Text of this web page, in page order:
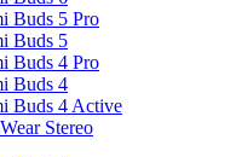
Buds 5 Pro
Buds 5
Buds 4 Pro
Buds 4
Buds 4 Active
Stereo